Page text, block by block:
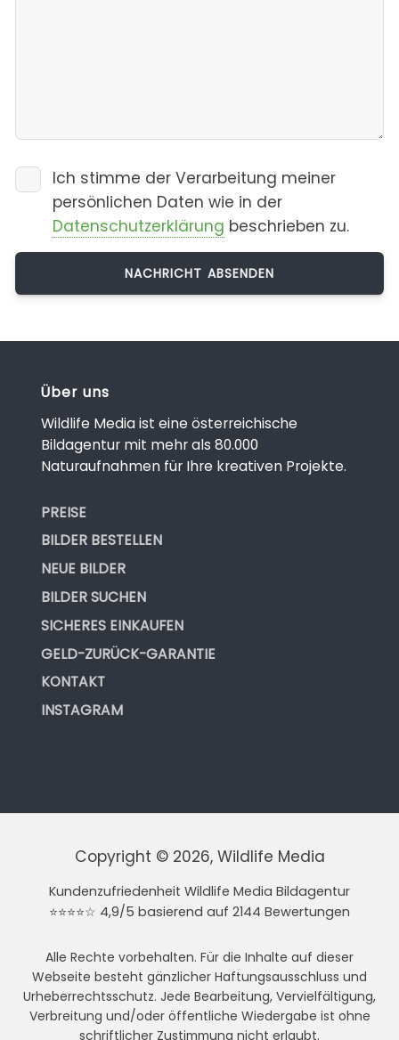
Ich stimme der Verarbeitung meiner
persönlichen Daten wie in der
Datenschutzerklärung beschrieben zu.
Über uns
Wildlife Media ist eine österreichische
Bildagentur mit mehr als 80.000
Naturaufnahmen für Ihre kreativen Projekte.
PREISE
BILDER BESTELLEN
NEUE BILDER
BILDER SUCHEN
SICHERES EINKAUFEN
GELD-ZURÜCK-GARANTIE
KONTAKT
INSTAGRAM
Copyright © 2026, Wildlife Media
Kundenzufriedenheit Wildlife Media Bildagentur
⭐⭐⭐⭐☆ 4,9/5 basierend auf 2144 Bewertungen
Alle Rechte vorbehalten. Für die Inhalte auf dieser
Webseite besteht gänzlicher Haftungsausschluss und
Urheberrechtsschutz. Jede Bearbeitung, Vervielfältigung,
Verbreitung und/oder öffentliche Wiedergabe ist ohne
schriftlicher Zustimmung nicht erlaubt.